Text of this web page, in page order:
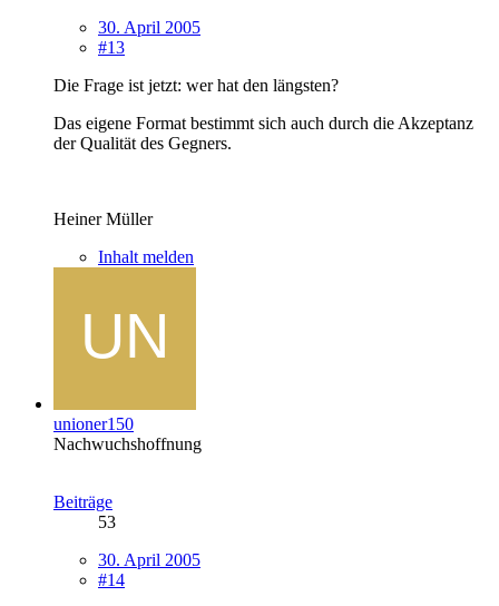
30. April 2005
#13
Die Frage ist jetzt: wer hat den längsten?
Das eigene Format bestimmt sich auch durch die Akzeptanz
der Qualität des Gegners.
Heiner Müller
Inhalt melden
unioner150
Nachwuchshoffnung
Beiträge
53
30. April 2005
#14